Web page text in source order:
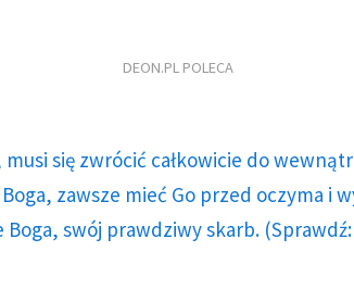
DEON.PL POLECA
musi się zwrócić całkowicie do
zawsze mieć Go przed oczyma i
Boga, swój prawdziwy skarb. (Sprawdź: